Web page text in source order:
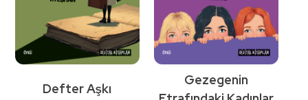
Defter Aşkı
Gezegenin